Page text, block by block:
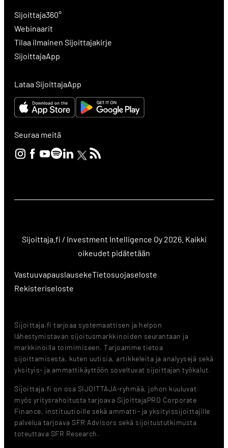
Sijoittaja360°
Webinaarit
Tilaa ilmainen Sijoittajakirje
SijoittajaApp
Lataa SijoittajaApp
Seuraa meitä
Sijoittaja.fi / Investment Intelligence Oy 2026. Kaikki
oikeudet pidätetään
VastuuvapauslausekeTietosuojaseloste
Rekisteriseloste
Sijoittaja.fi tarjoaa systemaattisen ja helpon
lähestymistavan sijoitusmarkkinoiden seurantaan ja
markkinoilla toimimiseen. Tarjoamme tietoa
sijoittamisesta, kuten uutisia, artikkeleita ja analyysejä sekä
yksityis- ja ammattikäyttöön soveltuvat sijoittajan työkalut.
Sijoittaja.fi on osa SIJOITTAJA-ryhmää, johon kuuluvat
myös yritysrahoitusta tarjoava SijoittajaPRO Corporate
Finance, instituutioille sekä ammatti- ja yksityissijoittajille
palvelua tarjoava SFR Advisors sekä sijoitustutkimusta
toteuttava SFR Research.